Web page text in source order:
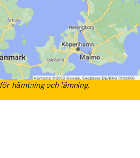
hämtning och lämning.